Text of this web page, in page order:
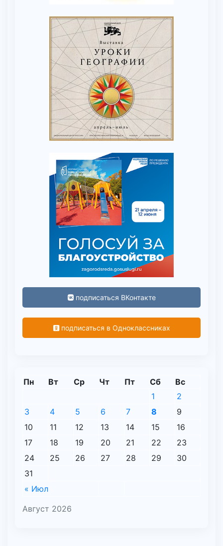
подписаться ВКонтакте
подписаться в Одноклассниках
Август 2026
Пн Вт Ср Чт Пт Сб Вс
« Июл
1
2
3
4 5 6 7 8
9
10
11 12 13 14 15
16
17
18 19 20 21 22
23
24
25 26 27 28 29
30
31